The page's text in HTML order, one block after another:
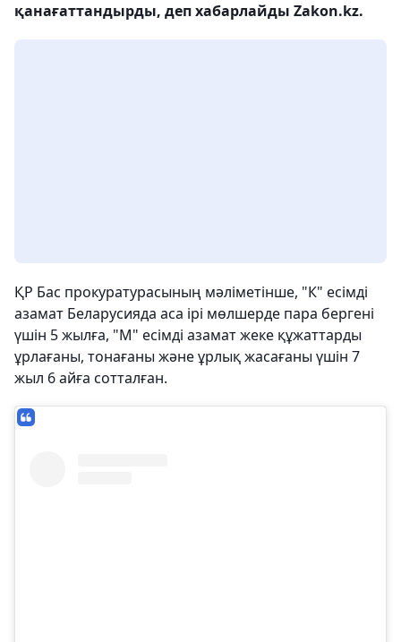
қанағаттандырды, деп хабарлайды Zakon.kz.
ҚР Бас прокуратурасының мәліметінше, "К" есімді
азамат Беларусияда аса ірі мөлшерде пара бергені
үшін 5 жылға, "М" есімді азамат жеке құжаттарды
ұрлағаны, тонағаны және ұрлық жасағаны үшін 7
жыл 6 айға сотталған.